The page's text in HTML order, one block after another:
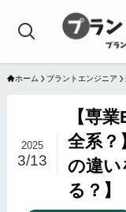
ホーム プラントエンジニア
【専
全系？
の違い
る？】
2025
3/13